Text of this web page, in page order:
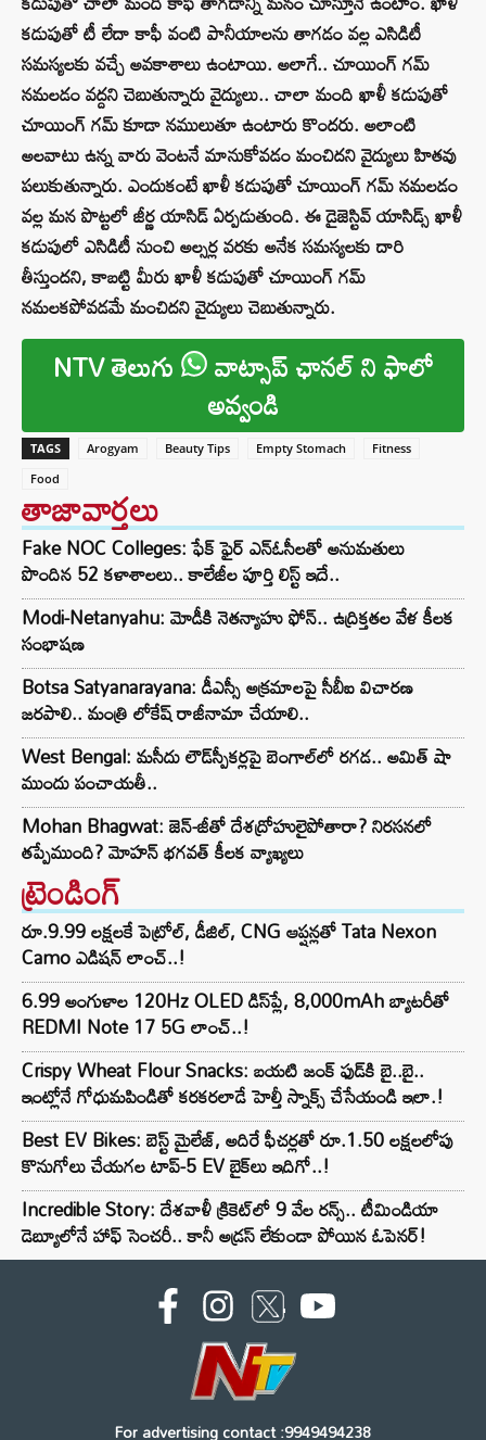
కడుపుతో టీ లేదా కాఫీ వంటి పానీయాలను తాగడం వల్ల ఎసిడిటీ
సమస్యలకు వచ్చే అవకాశాలు ఉంటాయి. అలాగే.. చూయింగ్ గమ్
నమలడం వద్దని చెబుతున్నారు వైద్యులు.. చాలా మంది ఖాళీ కడుపుతో
చూయింగ్ గమ్ కూడా నములుతూ ఉంటారు కొందరు. అలాంటి
అలవాటు ఉన్న వారు వెంటనే మానుకోవడం మంచిదని వైద్యులు హితవు
పలుకుతున్నారు. ఎందుకంటే ఖాళీ కడుపుతో చూయింగ్ గమ్ నమలడం
వల్ల మన పొట్టలో జీర్ణ యాసిడ్ ఏర్పడుతుంది. ఈ డైజెస్టివ్ యాసిడ్స్ ఖాళీ
కడుపులో ఎసిడిటీ నుంచి అల్సర్ల వరకు అనేక సమస్యలకు దారి
తీస్తుందని, కాబట్టి మీరు ఖాళీ కడుపుతో చూయింగ్ గమ్
నమలకపోవడమే మంచిదని వైద్యులు చెబుతున్నారు.
NTV తెలుగు వాట్సాప్ ఛానల్ ని ఫాలో
అవ్వండి
TAGS Arogyam Beauty Tips Empty Stomach
Fitness
Food
తాజావార్తలు
Fake NOC Colleges: ఫేక్ ఫైర్ ఎన్ఓసీలతో అనుమతులు
పొందిన 52 కళాశాలలు.. కాలేజీల పూర్తి లిస్ట్ ఇదే..
Modi-Netanyahu: మోడీకి నెతన్యాహు ఫోన్.. ఉద్రిక్తతల వేళ కీలక
సంభాషణ
Botsa Satyanarayana: డీఎస్సీ అక్రమాలపై సీబీఐ విచారణ
జరపాలి.. మంత్రి లోకేష్ రాజీనామా చేయాలి..
West Bengal: మసీదు లౌడ్‌స్పీకర్లపై బెంగాల్‌లో రగడ.. అమిత్ షా
ముందు పంచాయతీ..
Mohan Bhagwat: జెన్-జీతో దేశద్రోహులైపోతారా? నిరసనలో
తప్పేముంది? మోహన్ భగవత్ కీలక వ్యాఖ్యలు
ట్రెండింగ్‌
రూ.9.99 లక్షలకే పెట్రోల్, డీజిల్, CNG ఆప్షన్లతో Tata Nexon
Camo ఎడిషన్ లాంచ్..!
6.99 అంగుళాల 120Hz OLED డిస్‌ప్లే, 8,000mAh బ్యాటరీతో
REDMI Note 17 5G లాంచ్..!
Crispy Wheat Flour Snacks: బయటి జంక్ ఫుడ్‌కి బై..బై..
ఇంట్లోనే గోధుమపిండితో కరకరలాడే హెల్తీ స్నాక్స్ చేసేయండి ఇలా.!
Best EV Bikes: బెస్ట్ మైలేజ్, అదిరే ఫీచర్లతో రూ.1.50 లక్షలలోపు
కొనుగోలు చేయగల టాప్-5 EV బైక్‌లు ఇదిగో..!
Incredible Story: దేశవాళీ క్రికెట్‌లో 9 వేల రన్స్.. టీమిండియా
డెబ్యూలోనే హాఫ్ సెంచరీ.. కానీ అడ్రస్ లేకుండా పోయిన ఓపెనర్!
For advertising contact :9949494238